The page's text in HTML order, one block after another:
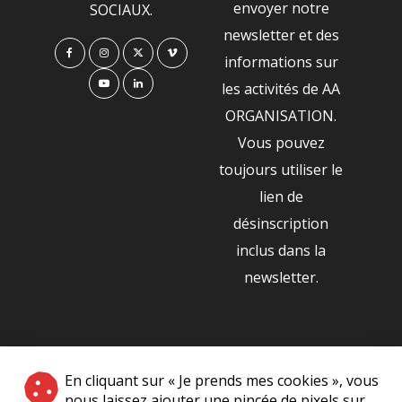
En cliquant sur « Je prends mes cookies », vous
SOCIAUX.
envoyer notre
newsletter et des
informations sur
les activités de AA
ORGANISATION.
Vous pouvez
toujours utiliser le
lien de
désinscription
inclus dans la
newsletter.
NOS PARTENAIRES
|